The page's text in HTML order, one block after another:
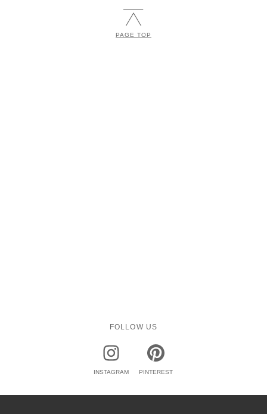
PAGE TOP
FOLLOW US
INSTAGRAM PINTEREST